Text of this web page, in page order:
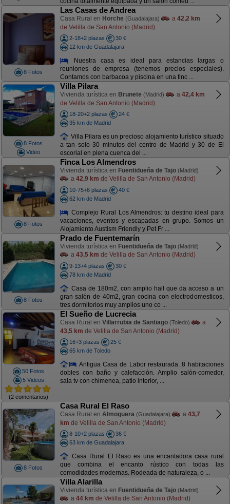
8 Fotos
Las Casas de Andrea
Casa Rural en Horche (Guadalajara) a 42,2 km
de Velilla de San Antonio (Madrid)
2-18+2 plazas
30 €
12 km de Guadalajara
Nuestra casa es ideal para estancias largas o
reuniones de empresa (tenemos precios especiales).
Contamos con barbacoa y piscina en una finc ...
8 Fotos
Video
Villa Pilara
Vivienda turística en Brunete (Madrid) a 42,4 km
de Velilla de San Antonio (Madrid)
18-20+2 plazas
24 €
35 km de Madrid
Villa Pilara es un precioso alojamiento turístico situado
a tan solo 30 minutos del centro de Madrid y 30 de El
escorial en plena cuenca del ...
8 Fotos
Finca Los Almendros
Vivienda turística en Fuentidueña de Tajo (Madrid)
a 42,9 km de Velilla de San Antonio (Madrid)
10-75+6 plazas
40 €
62 km de Madrid
Complejo Rural Los Almendros: tu destino ideal para
vacaciones, eventos y escapadas en grupo. Somos un
Alojamiento Austism Friendly y Pet Fr ...
8 Fotos
Prado de Fuentemarín
Vivienda turística en Fuentidueña de Tajo (Madrid)
a 43,5 km de Velilla de San Antonio (Madrid)
9-13+4 plazas
30 €
78 km de Madrid
Casa de 180m2, con amplio hall que da acceso a un
gran salón de 40m2, gran cocina con electrodomesticos,
tres dormitorios muy amplios uno co ...
50 Fotos
5 Videos
(2 comentarios)
El Sueño de Lucrecia
Casa Rural en Villarrubia de Santiago (Toledo)
a
43,5 km de Velilla de San Antonio (Madrid)
16+3 plazas
25 €
65 km de Toledo
Antigua Casa de Labor restaurada. 8 habitaciones
dobles con baño y calefacción. Amplio salón-comedor,
sala tv con chimenea, patio interior, ...
8 Fotos
Casa Rural El Raso
Casa Rural en Almoguera (Guadalajara) a 43,7
km de Velilla de San Antonio (Madrid)
8-10+2 plazas
36 €
63 km de Guadalajara
Casa Rural El Raso es una encantadora casa rural
que combina el encanto rústico con todas las
comodidades modernas. Rodeada de naturaleza, o ...
Villa Alarilla
Vivienda turística en Fuentidueña de Tajo (Madrid)
a 44 km de Velilla de San Antonio (Madrid)